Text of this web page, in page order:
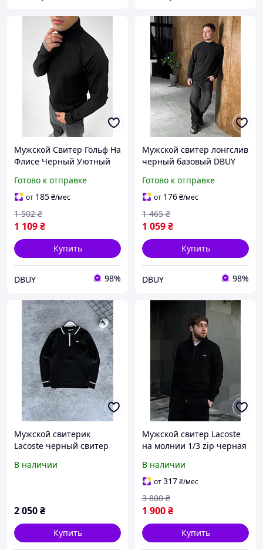
Мужской Свитер Гольф На
Флисе Черный Уютный
Гольф На Флісі Чорна
Затишна
Готово к отправке
от 185₴/мес
1 109₴
1 502 ₴
Купить
DBUY 98%
Мужской свитер лонгслив
черный базовый DBUY
чорний базовий
Готово к отправке
от 176₴/мес
1 059₴
1 465 ₴
Купить
DBUY 98%
Мужской свитерик
Lacoste черный свитер
В наличии
2 050₴
Купить
Мужской свитер Lacoste
на молнии 1/3 zip черная
В наличии
от317₴/мес
1 900₴
3 800 ₴
Купить